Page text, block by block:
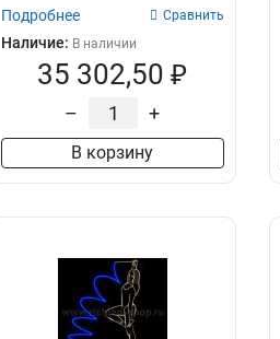
Подробнее Сравнить
Наличие: В наличии
35 302,50 ₽
– +
В корзину